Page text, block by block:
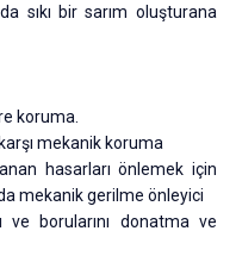
sıkı bir sarım oluşturana
koruma.
mekanik koruma
hasarları önlemek için
mekanik gerilme önleyici
ve borularını donatma ve